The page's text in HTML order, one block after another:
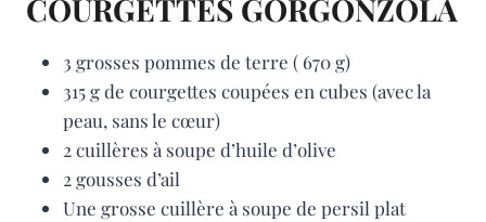
COURGETTES GORGONZOLA
3 grosses pommes de terre ( 670 g)
315 g de courgettes coupées en cubes (avec la
peau, sans le cœur)
2 cuillères à soupe d’huile d’olive
2 gousses d’ail
Une grosse cuillère à soupe de persil plat